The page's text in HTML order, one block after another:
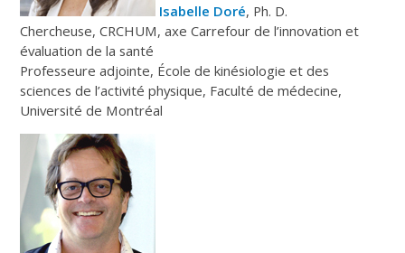
Isabelle Doré, Ph. D.
Chercheuse, CRCHUM, axe Carrefour de l’innovation et
évaluation de la santé
Professeure adjointe, École de kinésiologie et des
sciences de l’activité physique, Faculté de médecine,
Université de Montréal